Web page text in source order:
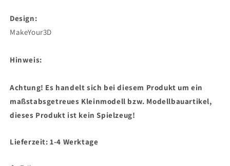
Design:
MakeYour3D
Hinweis:
Achtung! Es handelt sich bei diesem Produkt um ein
maßstabsgetreues Kleinmodell bzw. Modellbauartikel,
dieses Produkt ist kein Spielzeug!
Lieferzeit: 1-4 Werktage